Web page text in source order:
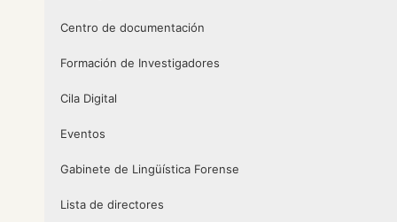
Centro de documentación
Formación de Investigadores
Cila Digital
Eventos
Gabinete de Lingüística Forense
Lista de directores